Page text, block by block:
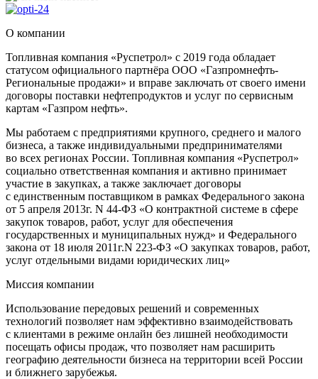
О компании
Топливная компания «Руспетрол» с 2019 года обладает
статусом официального партнёра ООО «Газпромнефть-
Региональные продажи» и вправе заключать от своего имени
договоры поставки нефтепродуктов и услуг по сервисным
картам «Газпром нефть».
Мы работаем с предприятиями крупного, среднего и малого
бизнеса, а также индивидуальными предпринимателями
во всех регионах России. Топливная компания «Руспетрол»
социально ответственная компания и активно принимает
участие в закупках, а также заключает договоры
с единственным поставщиком в рамках Федерального закона
от 5 апреля 2013г. N 44-ФЗ «О контрактной системе в сфере
закупок товаров, работ, услуг для обеспечения
государственных и муниципальных нужд» и Федерального
закона от 18 июля 2011г.N 223-ФЗ «О закупках товаров, работ,
услуг отдельными видами юридических лиц»
Миссия компании
Использование передовых решений и современных
технологий позволяет нам эффективно взаимодействовать
с клиентами в режиме онлайн без лишней необходимости
посещать офисы продаж, что позволяет нам расширить
географию деятельности бизнеса на территории всей России
и ближнего зарубежья.